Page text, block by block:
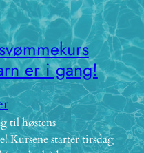
er i gang!
til høstens
Kursene starter tirsdag